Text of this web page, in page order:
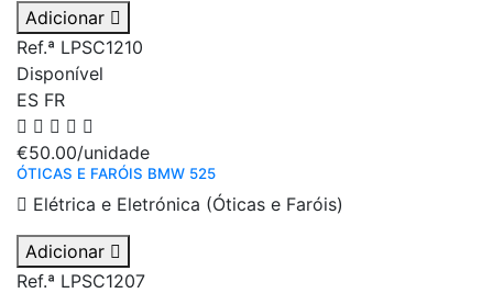
Adicionar
Ref.ª LPSC1210
Disponível
ES FR
€50.00/unidade
ÓTICAS E FARÓIS BMW 525
Elétrica e Eletrónica (Óticas e Faróis)
Adicionar
Ref.ª LPSC1207